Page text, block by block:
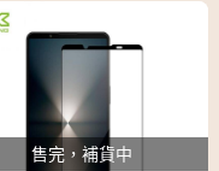
售完，補貨中